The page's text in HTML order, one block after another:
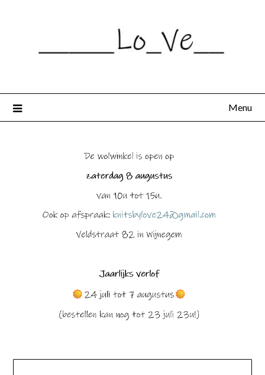
Menu